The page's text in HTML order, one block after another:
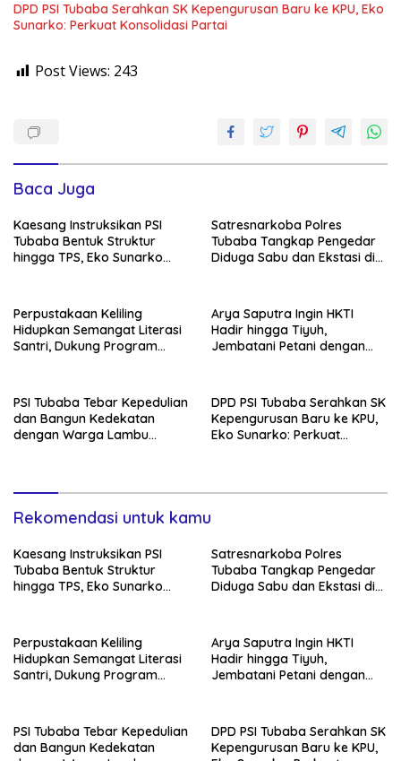
DPD PSI Tubaba Serahkan SK Kepengurusan Baru ke KPU, Eko
Sunarko: Perkuat Konsolidasi Partai
Post Views: 243
Baca Juga
Kaesang Instruksikan PSI
Tubaba Bentuk Struktur
hingga TPS, Eko Sunarko
Satresnarkoba Polres
Tubaba Tangkap Pengedar
Diduga Sabu dan Ekstasi di
Perpustakaan Keliling
Hidupkan Semangat Literasi
Santri, Dukung Program
Arya Saputra Ingin HKTI
Hadir hingga Tiyuh,
Jembatani Petani dengan
PSI Tubaba Tebar Kepedulian
dan Bangun Kedekatan
dengan Warga Lambu
DPD PSI Tubaba Serahkan SK
Kepengurusan Baru ke KPU,
Eko Sunarko: Perkuat
Rekomendasi untuk kamu
Kaesang Instruksikan PSI
Tubaba Bentuk Struktur
hingga TPS, Eko Sunarko
Satresnarkoba Polres
Tubaba Tangkap Pengedar
Diduga Sabu dan Ekstasi di
Perpustakaan Keliling
Hidupkan Semangat Literasi
Santri, Dukung Program
Arya Saputra Ingin HKTI
Hadir hingga Tiyuh,
Jembatani Petani dengan
PSI Tubaba Tebar Kepedulian
dan Bangun Kedekatan
DPD PSI Tubaba Serahkan SK
Kepengurusan Baru ke KPU,